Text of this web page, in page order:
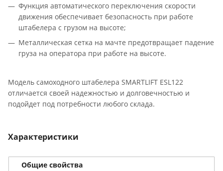
Функция автоматического переключения скорости
движения обеспечивает безопасность при работе
штабелера с грузом на высоте;
Металлическая сетка на мачте предотвращает падение
груза на оператора при работе на высоте.
Модель самоходного штабелера SMARTLIFT ESL122
отличается своей надежностью и долговечностью и
подойдет под потребности любого склада.
Характеристики
Общие свойства